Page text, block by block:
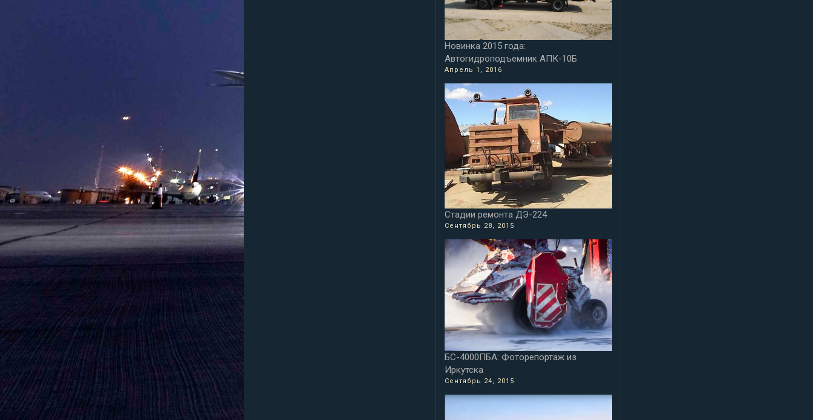
Новинка 2015 года:
Автогидроподъемник АПК-10Б
Апрель 1, 2016
Стадии ремонта ДЭ-224
Сентябрь 28, 2015
БС-4000ПБА: Фоторепортаж из
Иркутска
Сентябрь 24, 2015